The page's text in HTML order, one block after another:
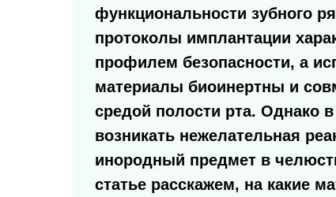
функциональности зубного
протоколы имплантации
профилем безопасности, а
материалы биоинертны и
средой полости рта. Однако
возникать нежелательная
инородный предмет в
статье расскажем, на какие